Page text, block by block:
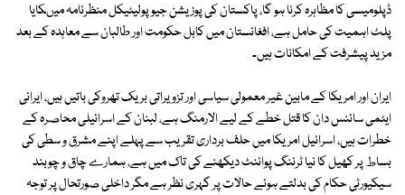
ڈپلومیسی کا مظاہرہ کرنا ہو گا، پاکستان کی پوزیشن جیوپولیٹیکل منظرنامہ میںکایا
پلٹ اہمیت کی حامل ہے، افغانستان میں کابل حکومت اور طالبان سے معاہدہ کے بعد
مزید پیشرفت کے امکانات ہیں۔
ایران اور امریکا کے مابین غیر معمولی سیاسی اور تزویراتی بریک تھروکی باتیں ہیں، ایرانی
ایٹمی سائنس دان کا قتل خطے کے لیے الارمنگ ہے، لبنان کے اسرائیلی محاصرہ کے
خطرات ہیں، اسرائیل امریکا میں حلف برداری تقریب سے پہلے اپنے مشرق و سطی کی
بساط پر کھیل کا نیا ٹرننگ پوائنٹ دیکھنے کی تاک میں ہے، ہمارے چاق و چوبند
سیکیورٹی حکام کی بدلتے ہوئے حالات پر گہری نظر ہے مگر داخلی صورتحال پر توجہ